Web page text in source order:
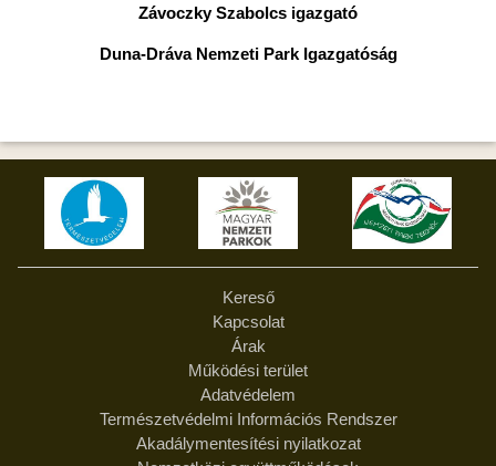
Závoczky Szabolcs igazgató
Duna-Dráva Nemzeti Park Igazgatóság
Kereső
Kapcsolat
Árak
Működési terület
Adatvédelem
Természetvédelmi Információs Rendszer
Akadálymentesítési nyilatkozat